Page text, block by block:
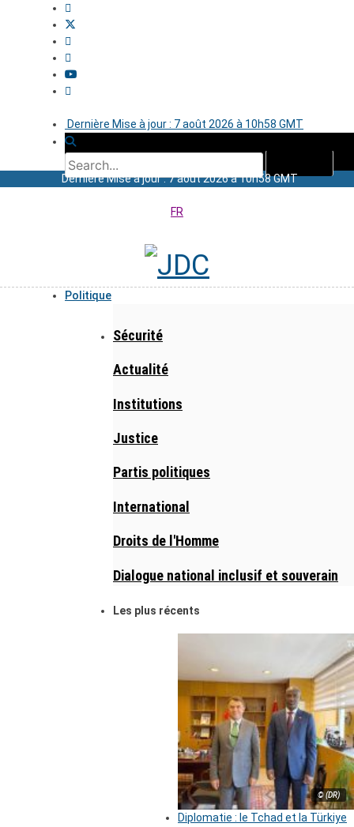
Dernière Mise à jour : 7 août 2026 à 10h58 GMT
Dernière Mise à jour : 7 août 2026 à 10h58 GMT
FR
Politique
Sécurité
Actualité
Institutions
Justice
Partis politiques
International
Droits de l'Homme
Dialogue national inclusif et souverain
Les plus récents
© (DR)
Diplomatie : le Tchad et la Türkiye